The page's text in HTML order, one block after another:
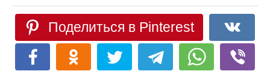
Поделиться в Pinterest